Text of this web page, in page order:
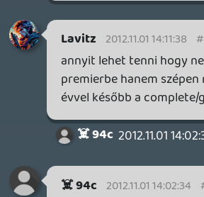
mightwork 2012.11.01 12:42:52
Ringu84 2012.11.01 12:55:57 #0br6o
Szuper, nekem a limited jön. 🙂
mightwork 2012.11.01 12:42:52 #0br6n
Mint a gears3-nál voltak azok a skinek
vagy mi...:D